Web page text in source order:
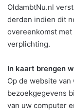
OldambtNu.nl
derden indien dit
overeenkomst
verplichting.
In kaart brengen
Op de website
bezoekgegevens
van uw computer